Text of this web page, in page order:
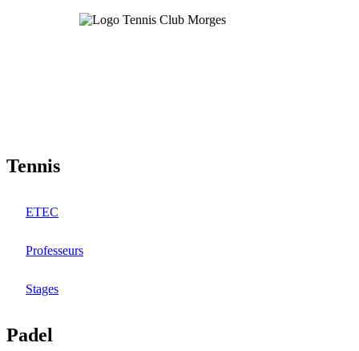
Tennis
ETEC
Professeurs
Stages
Padel